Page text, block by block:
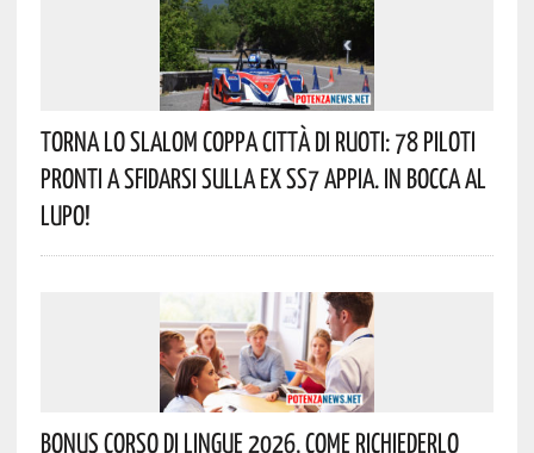
Torna Lo Slalom Coppa Città Di Ruoti: 78 Piloti
Pronti A Sfidarsi Sulla Ex SS7 Appia. In Bocca Al
Lupo!
Bonus Corso Di Lingue 2026, Come Richiederlo